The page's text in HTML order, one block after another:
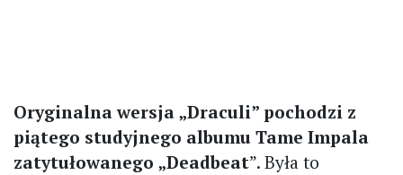
Oryginalna wersja „Draculi” pochodzi z
piątego studyjnego albumu Tame Impala
zatytułowanego „Deadbeat”. Była to